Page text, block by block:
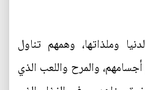
وملذاتها، وهمهم تناول
والمرح واللعب الذي